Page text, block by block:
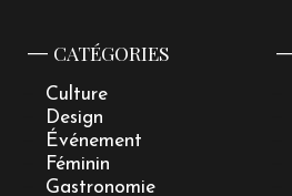
CATÉGORIES
Culture
Design
Événement
Féminin
Gastronomie